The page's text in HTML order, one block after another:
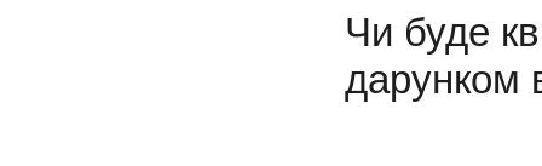
Чи буде
дарунком